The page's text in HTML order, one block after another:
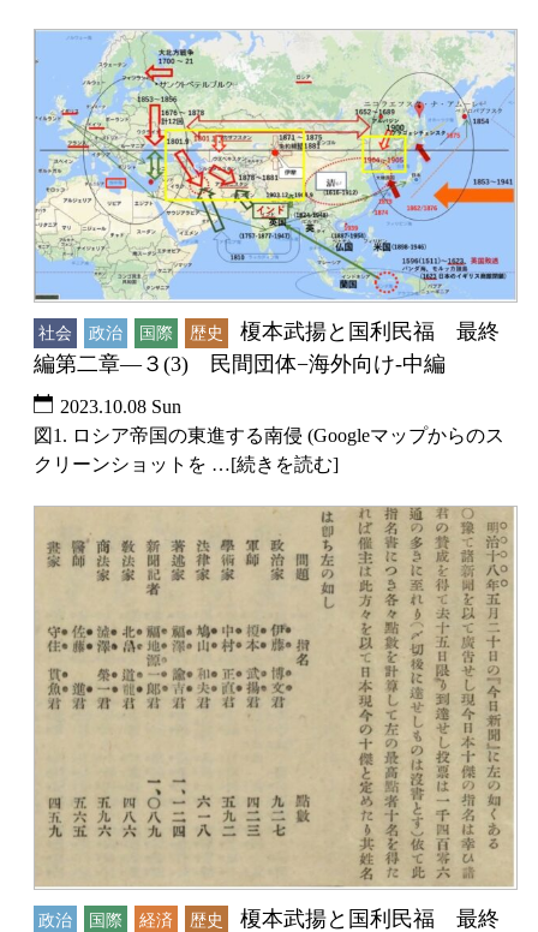
社会 政治 国際 歴史
榎本武揚と国利民福 最終
編第二章―３(3) 民間団体−海外向け-中編
2023.10.08 Sun
図1. ロシア帝国の東進する南侵 (Googleマップからのス
クリーンショットを …[続きを読む]
政治 国際 経済 歴史
榎本武揚と国利民福 最終